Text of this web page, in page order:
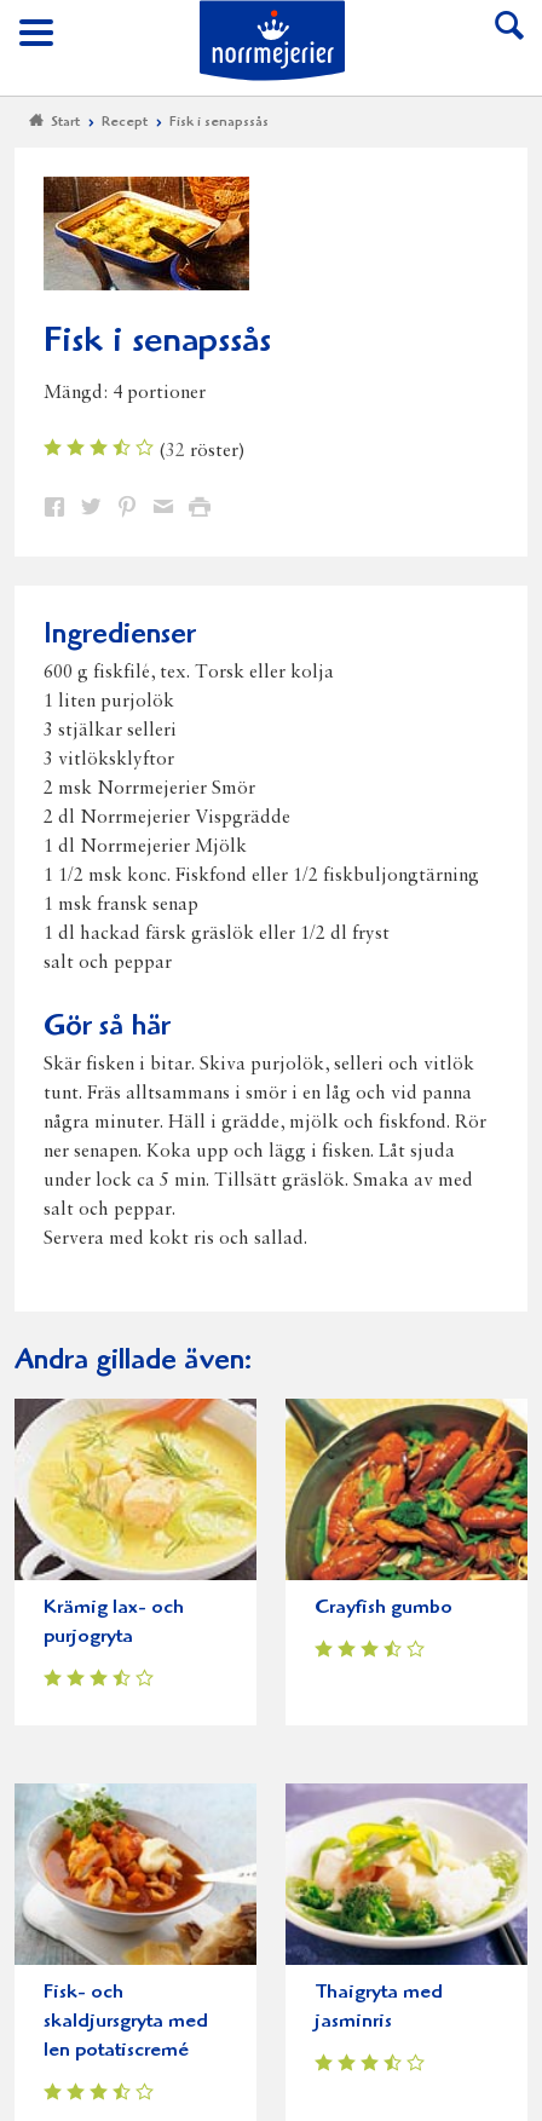
Meny
Till Norrmejerier
Start Recept Fisk i senapssås
Fisk i senapssås
Mängd: 4 portioner
(32 röster)
Dela Dela Dela DelaSkriv
Ingredienser
600 g fiskfilé, tex. Torsk eller kolja
1 liten purjolök
3 stjälkar selleri
3 vitlöksklyftor
2 msk Norrmejerier Smör
2 dl Norrmejerier Vispgrädde
1 dl Norrmejerier Mjölk
1 1/2 msk konc. Fiskfond eller 1/2 fiskbuljongtärning
1 msk fransk senap
1 dl hackad färsk gräslök eller 1/2 dl fryst
salt och peppar
Gör så här
Skär fisken i bitar. Skiva purjolök, selleri och vitlök
tunt. Fräs alltsammans i smör i en låg och vid panna
några minuter. Häll i grädde, mjölk och fiskfond. Rör
ner senapen. Koka upp och lägg i fisken. Låt sjuda
under lock ca 5 min. Tillsätt gräslök. Smaka av med
salt och peppar.
Servera med kokt ris och sallad.
Andra gillade även:
Krämig lax- och
purjogryta
Crayfish gumbo
Fisk- och
skaldjursgryta med
len potatiscremé
Thaigryta med
jasminris